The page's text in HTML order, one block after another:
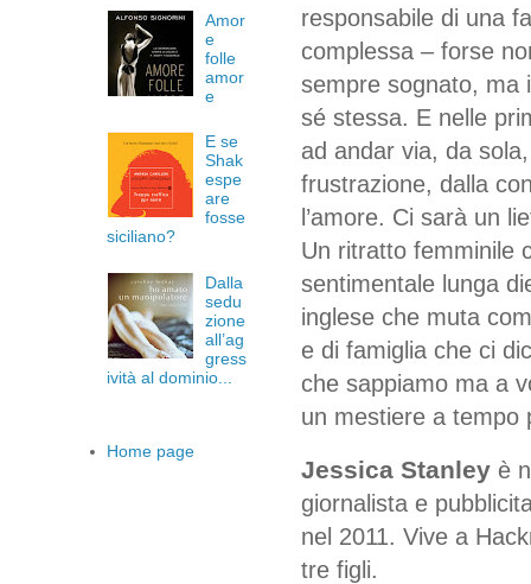
responsabile di una
complessa – forse
sempre sognato, ma
sé stessa. E nelle
ad andar via, da
frustrazione, dalla
l’amore. Ci sarà un
Un ritratto femminile
sentimentale lunga
inglese che muta
e di famiglia che ci
che sappiamo ma a
un mestiere a tempo
Jessica Stanley è
giornalista e
nel 2011. Vive a
tre figli.
Amor
e
folle
amor
e
E se
Shak
espe
are
fosse
siciliano?
Dalla
sedu
zione
all’ag
gress
ività al dominio...
Home page